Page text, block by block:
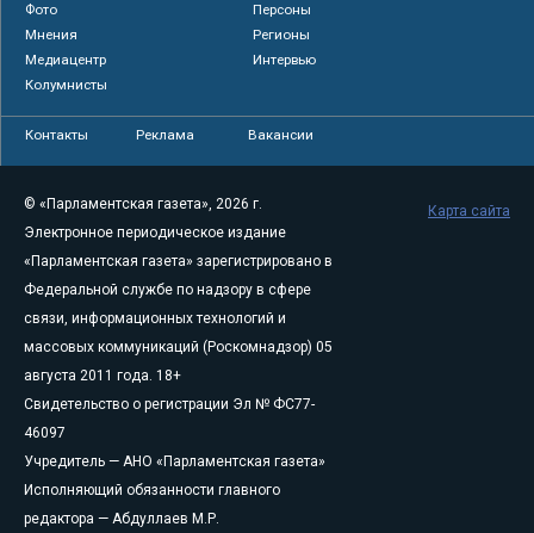
Фото
Персоны
Мнения
Регионы
Медиацентр
Интервью
Колумнисты
Контакты Реклама Вакансии
© «Парламентская газета», 2026 г.
Электронное периодическое издание
«Парламентская газета» зарегистрировано в
Федеральной службе по надзору в сфере
связи, информационных технологий и
массовых коммуникаций (Роскомнадзор) 05
августа 2011 года. 18+
Свидетельство о регистрации Эл № ФС77-
46097
Учредитель — АНО «Парламентская газета»
Исполняющий обязанности главного
редактора — Абдуллаев М.Р.
Карта сайта